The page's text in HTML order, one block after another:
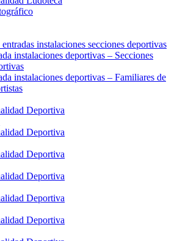
instalaciones secciones deportivas
instalaciones deportivas – Secciones
instalaciones deportivas – Familiares de
Deportiva
Deportiva
Deportiva
Deportiva
Deportiva
Deportiva